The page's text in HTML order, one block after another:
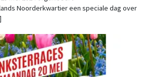
Noorderkwartier een speciale dag over